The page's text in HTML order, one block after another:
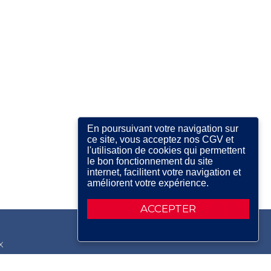
ACCEPTER
En poursuivant votre navigation sur
ce site, vous acceptez nos CGV et
l'utilisation de cookies qui permettent
le bon fonctionnement du site
internet, facilitent votre navigation et
améliorent votre expérience.